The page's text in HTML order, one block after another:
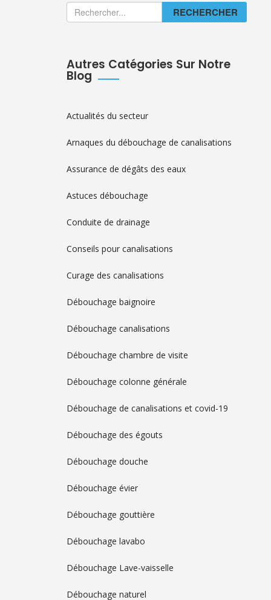
RECHERCHER
Autres Catégories Sur Notre
Blog
Actualités du secteur
Arnaques du débouchage de canalisations
Assurance de dégâts des eaux
Astuces débouchage
Conduite de drainage
Conseils pour canalisations
Curage des canalisations
Débouchage baignoire
Débouchage canalisations
Débouchage chambre de visite
Débouchage colonne générale
Débouchage de canalisations et covid-19
Débouchage des égouts
Débouchage douche
Débouchage évier
Débouchage gouttière
Débouchage lavabo
Débouchage Lave-vaisselle
Débouchage naturel